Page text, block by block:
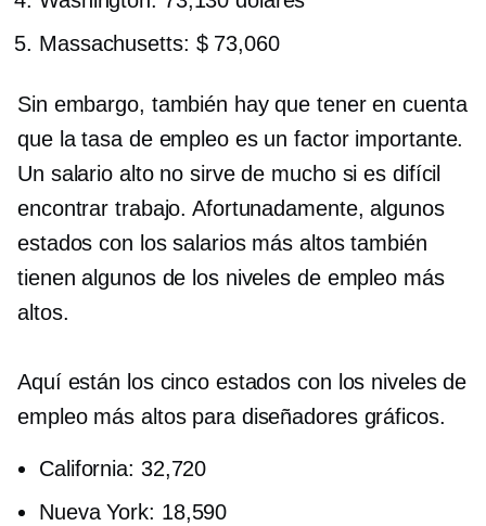
Massachusetts: $ 73,060
Sin embargo, también hay que tener en cuenta
que la tasa de empleo es un factor importante.
Un salario alto no sirve de mucho si es difícil
encontrar trabajo. Afortunadamente, algunos
estados con los salarios más altos también
tienen algunos de los niveles de empleo más
altos.
Aquí están los cinco estados con los niveles de
empleo más altos para diseñadores gráficos.
California: 32,720
Nueva York: 18,590